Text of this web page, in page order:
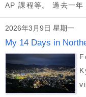
AP 課程等。 過去一年
2026年3月9日 星期一
My 14 Days in